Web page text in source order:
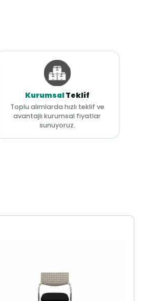
KurumsalTeklif
Toplu alımlarda hızlı teklif ve
avantajlı kurumsal fiyatlar
sunuyoruz.